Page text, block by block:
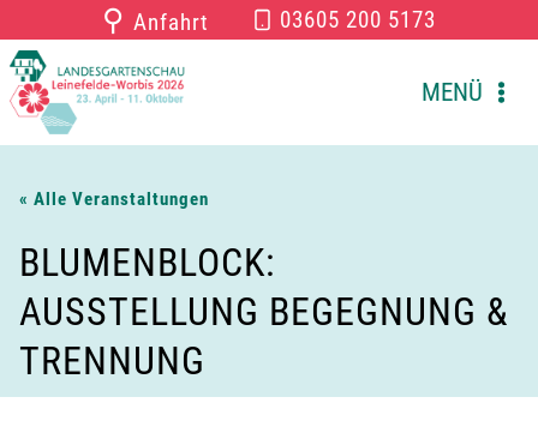
Inhalt
springen
⚲ Anfahrt 03605 200 5173
MENÜ
« Alle Veranstaltungen
BLUMENBLOCK:
AUSSTELLUNG BEGEGNUNG &
TRENNUNG